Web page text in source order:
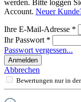
werden. Bitte loggen
Account. Neuer
Ihre E-Mail-Adresse *
Ihr Passwort *
Passwort vergessen...
Anmelden
Abbrechen
Bewertungen nur in